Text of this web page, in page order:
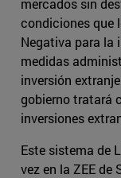
mercados sin
condiciones que
Negativa para la
medidas
inversión
gobierno tratará
inversiones
Este sistema de
vez en la ZEE de